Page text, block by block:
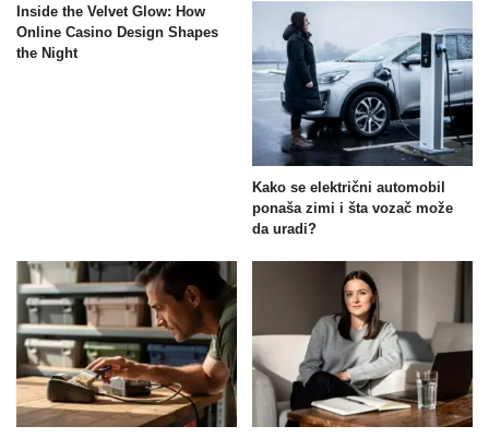
Inside the Velvet Glow: How
Online Casino Design Shapes
the Night
Kako se električni automobil
ponaša zimi i šta vozač može
da uradi?